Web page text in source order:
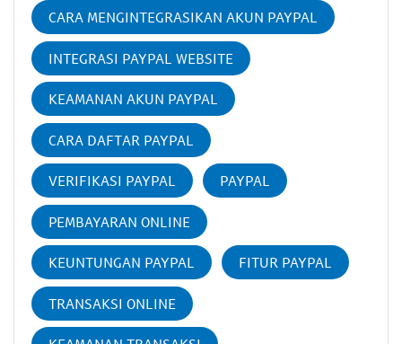
CARA MENGINTEGRASIKAN AKUN PAYPAL
INTEGRASI PAYPAL WEBSITE
KEAMANAN AKUN PAYPAL
CARA DAFTAR PAYPAL
VERIFIKASI PAYPAL PAYPAL
PEMBAYARAN ONLINE
KEUNTUNGAN PAYPAL FITUR PAYPAL
TRANSAKSI ONLINE